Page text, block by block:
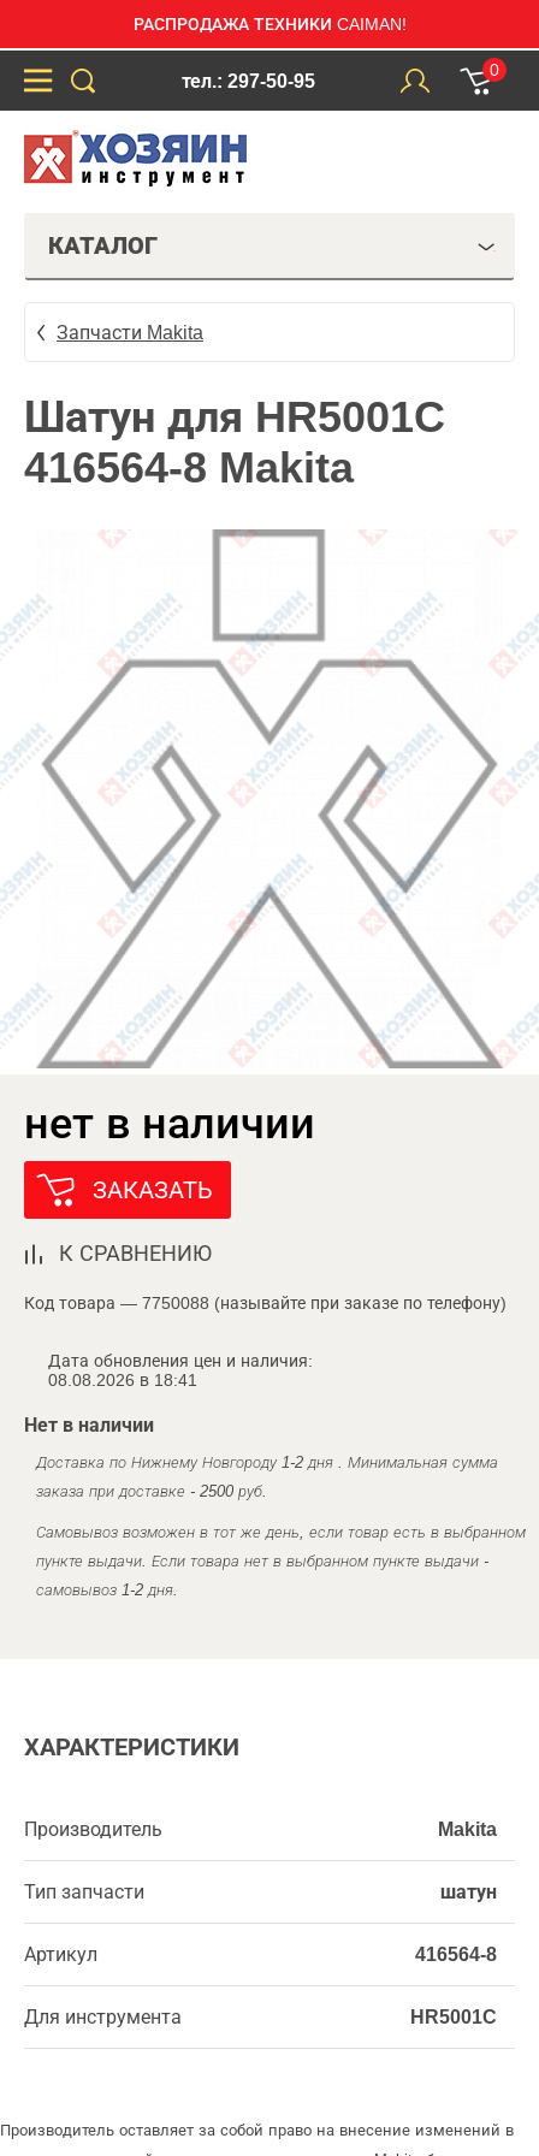
РАСПРОДАЖА ТЕХНИКИ CAIMAN!
тел.: 297-50-95
0
КАТАЛОГ
Запчасти Makita
Шатун для HR5001C
416564-8 Makita
нет в наличии
ЗАКАЗАТЬ
К СРАВНЕНИЮ
Код товара — 7750088 (называйте при заказе по телефону)
Дата обновления цен и наличия:
08.08.2026 в 18:41
Нет в наличии
Доставка по Нижнему Новгороду 1-2 дня . Минимальная сумма
заказа при доставке - 2500 руб.
Самовывоз возможен в тот же день, если товар есть в выбранном
пункте выдачи. Если товара нет в выбранном пункте выдачи -
самовывоз 1-2 дня.
ХАРАКТЕРИСТИКИ
Производитель Makita
Тип запчасти шатун
Артикул 416564-8
Для инструмента HR5001C
Производитель оставляет за собой право на внесение изменений в